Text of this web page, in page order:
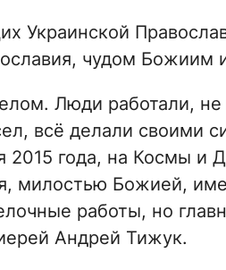
Украинской
чудом Божиим
Люди работали,
всё делали своими
2015 года, на Космы и
милостью Божией,
работы, но
Андрей Тижук.